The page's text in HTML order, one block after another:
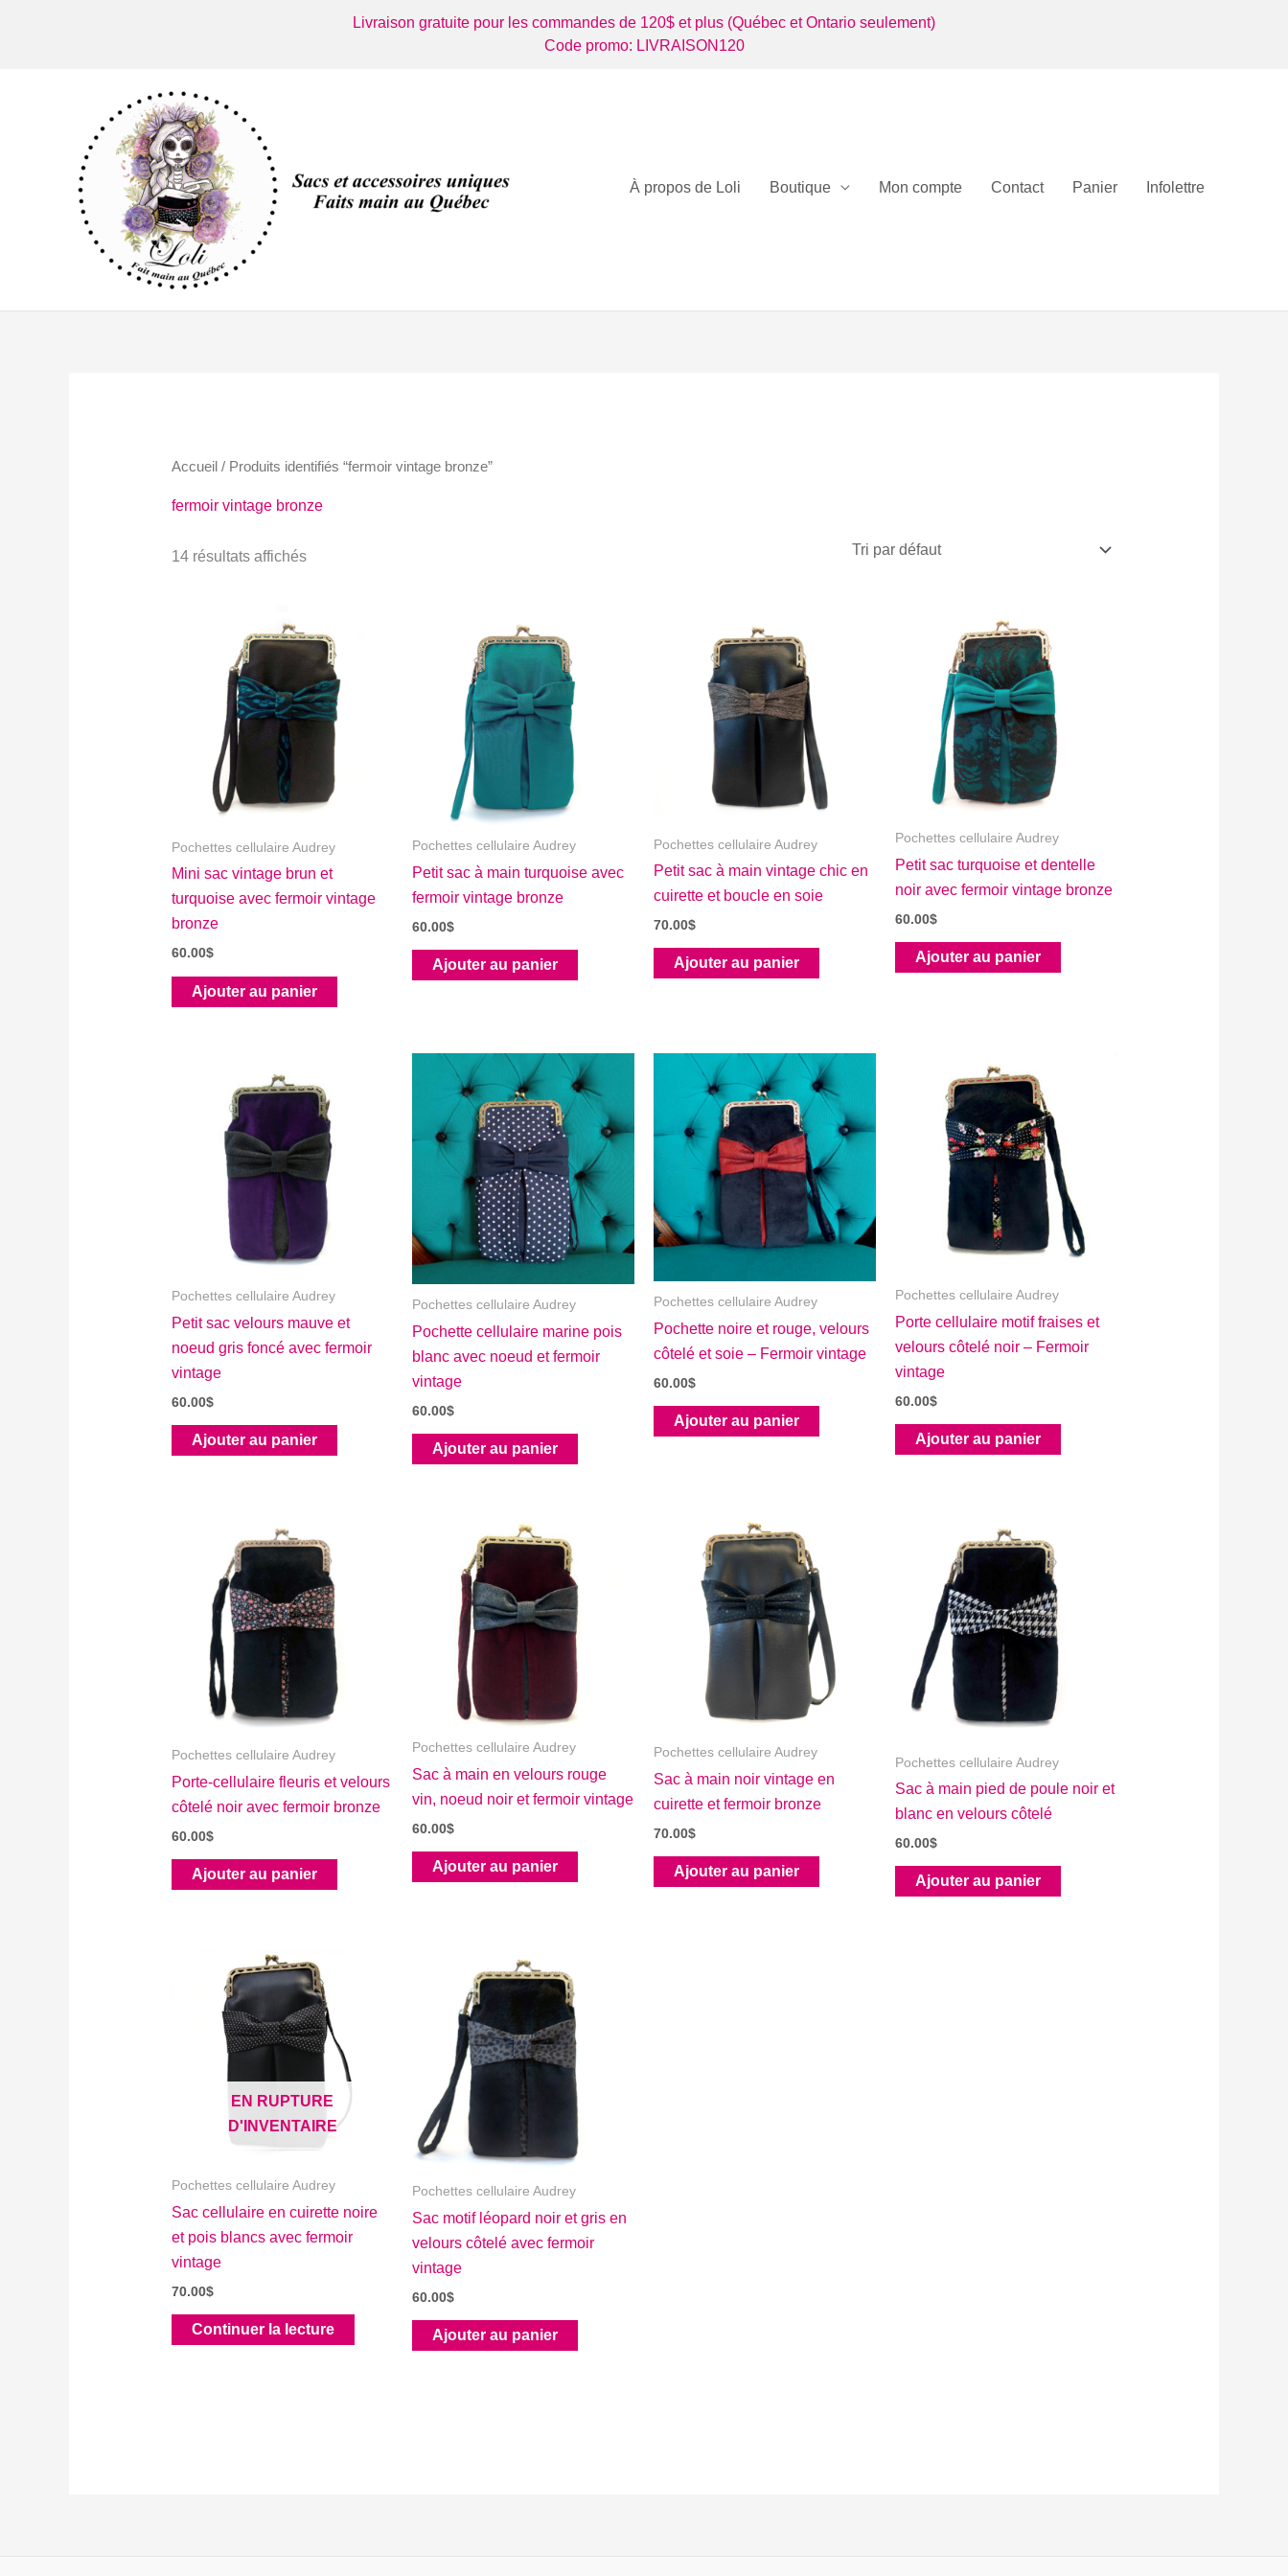
Livraison gratuite pour les commandes de 120$ et plus (Québec et Ontario seulement)
Code promo: LIVRAISON120
À propos de Loli Boutique Mon compte Contact Panier Infolettre
Accueil / Produits identifiés “fermoir vintage bronze”
fermoir vintage bronze
14 résultats affichés
Pochettes cellulaire Audrey
Mini sac vintage brun et
turquoise avec fermoir vintage
bronze
60.00$
Ajouter au panier
Pochettes cellulaire Audrey
Petit sac à main turquoise avec
fermoir vintage bronze
60.00$
Ajouter au panier
Pochettes cellulaire Audrey
Petit sac à main vintage chic en
cuirette et boucle en soie
70.00$
Ajouter au panier
Pochettes cellulaire Audrey
Petit sac turquoise et dentelle
noir avec fermoir vintage bronze
60.00$
Ajouter au panier
Pochettes cellulaire Audrey
Petit sac velours mauve et
noeud gris foncé avec fermoir
vintage
60.00$
Ajouter au panier
Pochettes cellulaire Audrey
Pochette cellulaire marine pois
blanc avec noeud et fermoir
vintage
60.00$
Ajouter au panier
Pochettes cellulaire Audrey
Pochette noire et rouge, velours
côtelé et soie – Fermoir vintage
60.00$
Ajouter au panier
Pochettes cellulaire Audrey
Porte cellulaire motif fraises et
velours côtelé noir – Fermoir
vintage
60.00$
Ajouter au panier
Pochettes cellulaire Audrey
Porte-cellulaire fleuris et velours
côtelé noir avec fermoir bronze
60.00$
Ajouter au panier
Pochettes cellulaire Audrey
Sac à main en velours rouge
vin, noeud noir et fermoir vintage
60.00$
Ajouter au panier
Pochettes cellulaire Audrey
Sac à main noir vintage en
cuirette et fermoir bronze
70.00$
Ajouter au panier
Pochettes cellulaire Audrey
Sac à main pied de poule noir et
blanc en velours côtelé
60.00$
Ajouter au panier
EN RUPTURE
D'INVENTAIRE
Pochettes cellulaire Audrey
Sac cellulaire en cuirette noire
et pois blancs avec fermoir
vintage
70.00$
Continuer la lecture
Pochettes cellulaire Audrey
Sac motif léopard noir et gris en
velours côtelé avec fermoir
vintage
60.00$
Ajouter au panier